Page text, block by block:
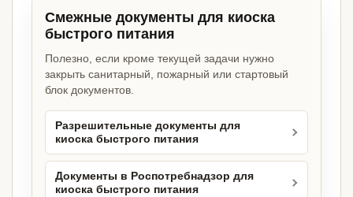
Смежные документы для киоска
быстрого питания
Полезно, если кроме текущей задачи нужно
закрыть санитарный, пожарный или стартовый
блок документов.
Разрешительные документы для
киоска быстрого питания
Документы в Роспотребнадзор для
киоска быстрого питания